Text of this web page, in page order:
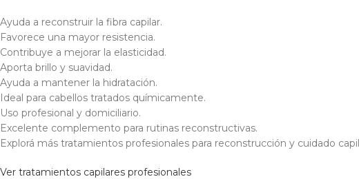
Ayuda a reconstruir la fibra capilar.
Favorece una mayor resistencia.
Contribuye a mejorar la elasticidad.
Aporta brillo y suavidad.
Ayuda a mantener la hidratación.
Ideal para cabellos tratados químicamente.
Uso profesional y domiciliario.
Excelente complemento para rutinas reconstructivas.
Explorá más tratamientos profesionales para reconstrucción y cuidado
Ver tratamientos capilares profesionales